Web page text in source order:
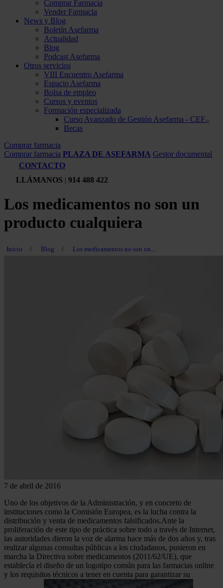
Comprar Farmacia
Vender Farmacia
News y Blog
Boletín Asefarma
Actualidad
Blog
Podcast Asefarma
Otros servicios
VIII Encuentro Asefarma
Espacio Asefarma
Bolsa de empleo
Cursos y eventos
Formación especializada
Curso Avanzado de Gestión Asefarma - CEF.-
Becas
Comprar farmacia
Comprar farmacia PLAZA DE ASEFARMA Gestor documental
CONTACTO
LLÁMANOS | 914 488 422
Los medicamentos no son un
producto cualquiera
Inicio / Blog / Los medicamentos no son un...
7 de abril de 2016
Uno de los objetivos de la Administración, y en concreto de
instituciones como la Comisión Europea, es la lucha contra la
distribución y venta de medicamentos falsificados.Ante la
proliferación de este tipo de práctica sobre todo a través de Internet,
las autoridades dieron la voz de alarma hace más de dos años y, tras
realizar algunas consultas públicas a los ciudadanos, pusieron en
marcha la Directiva sobre medicamentos (2011/62/UE), que
establecía el diseño de un logotipo común para las farmacias online
y los requisitos técnicos a tener en cuenta para garantizar su